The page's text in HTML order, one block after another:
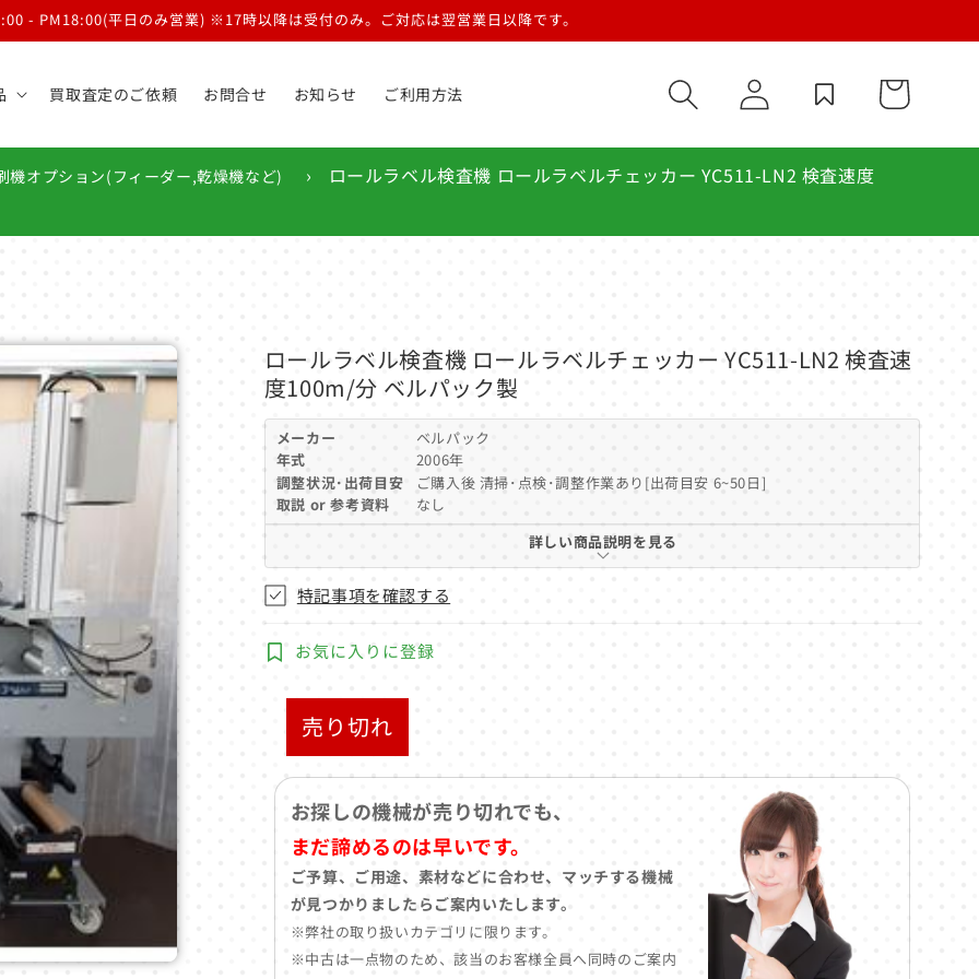
- PM18:00(平日のみ営業) ※17時以降は受付のみ。ご対応は翌営業日以降です。
買取査定のご依頼 お問合せ お知らせ ご利用方法
グ
イ
ー
機オプション(フィーダー,乾燥機など) › ロールラベル検査機 ロールラベルチェッカー YC511-LN2 検査速度
ロールラベル検査機 ロールラベルチェッカー YC511-LN2 検査速
度100m/分 ベルパック製
メーカー
ベルパック
年式
2006年
調整状況･出荷目安
ご購入後 清掃･点検･調整作業あり[出荷目安 6~50日]
取説 or 参考資料
なし
詳しい商品説明を見る
特記事項を確認する
お気に入りに登録
売り切れ
お探しの機械が売り切れでも、
まだ諦めるのは早いです。
ご予算、ご用途、素材などに合わせ、マッチする機械
が見つかりましたらご案内いたします。
※弊社の取り扱いカテゴリに限ります。
※中古は一点物のため、該当のお客様全員へ同時のご案内